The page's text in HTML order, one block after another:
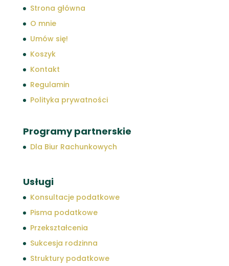
Strona główna
O mnie
Umów się!
Koszyk
Kontakt
Regulamin
Polityka prywatności
Programy partnerskie
Dla Biur Rachunkowych
Usługi
Konsultacje podatkowe
Pisma podatkowe
Przekształcenia
Sukcesja rodzinna
Struktury podatkowe